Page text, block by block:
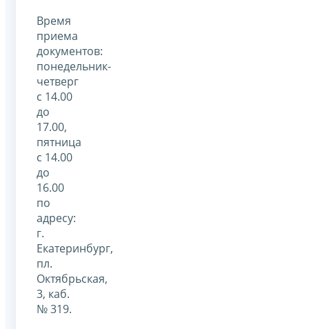
Время
приема
документов:
понедельник-
четверг
с 14.00
до
17.00,
пятница
с 14.00
до
16.00
по
адресу:
г.
Екатеринбург,
пл.
Октябрьская,
3, каб.
№ 319.